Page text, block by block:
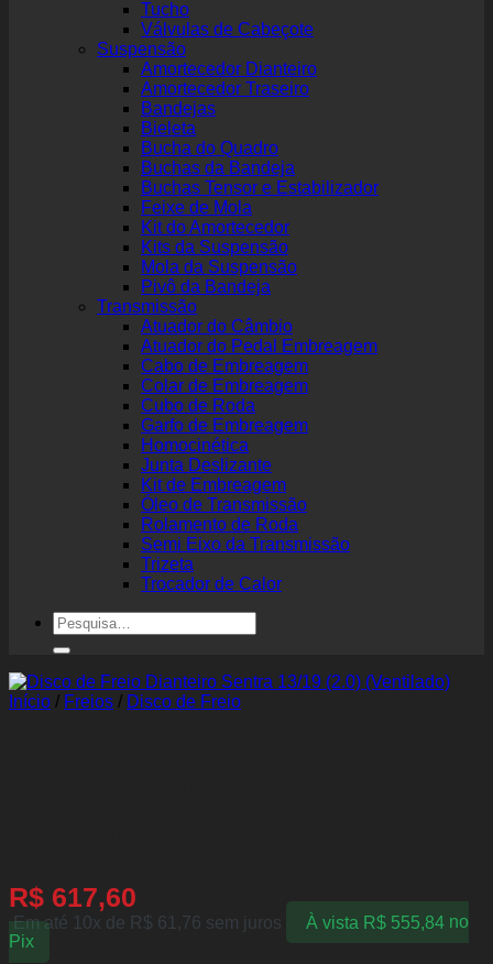
Tucho
Válvulas de Cabeçote
Suspensão
Amortecedor Dianteiro
Amortecedor Traseiro
Bandejas
Bieleta
Bucha do Quadro
Buchas da Bandeja
Buchas Tensor e Estabilizador
Feixe de Mola
Kit do Amortecedor
Kits da Suspensão
Mola da Suspensão
Pivô da Bandeja
Transmissão
Atuador do Câmbio
Atuador do Pedal Embreagem
Cabo de Embreagem
Colar de Embreagem
Cubo de Roda
Garfo de Embreagem
Homocinética
Junta Deslizante
Kit de Embreagem
Óleo de Transmissão
Rolamento de Roda
Semi Eixo da Transmissão
Trizeta
Trocador de Calor
Pesquisar
por:
Início / Freios / Disco de Freio
R$ 617,60
Em até 10x de R$ 61,76 sem juros À vista R$555,84 no
Pix